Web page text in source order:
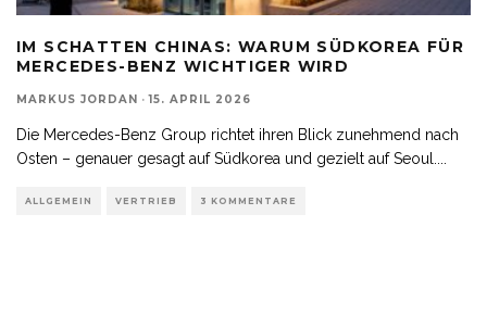
IM SCHATTEN CHINAS: WARUM SÜDKOREA FÜR
MERCEDES-BENZ WICHTIGER WIRD
MARKUS JORDAN · 15. APRIL 2026
Die Mercedes-Benz Group richtet ihren Blick zunehmend nach
Osten – genauer gesagt auf Südkorea und gezielt auf Seoul.
ALLGEMEIN VERTRIEB 3 KOMMENTARE